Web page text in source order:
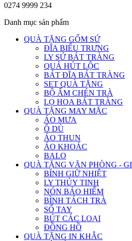
0274 9999 234
Danh mục sản phẩm
QUÀ TẶNG GỐM SỨ
ĐĨA BIỂU TRƯNG
LY SỨ BÁT TRÀNG
QUẢ HÚT LỘC
BÁT ĐĨA BÁT TRÀNG
SET QUÀ TẶNG
BỘ ẤM CHÉN TRÀ
LỌ HOA BÁT TRÀNG
QUÀ TẶNG MAY MẶC
ÁO MƯA
Ô DÙ
ÁO THUN
ÁO KHOÁC
BALO
QUÀ TẶNG VĂN PHÒNG -
BÌNH GIỮ NHIỆT
LY THỦY TINH
NÓN BẢO HIỂM
BÌNH TÁCH TRÀ
SỔ TAY
BÚT CÁC LOẠI
ĐỒNG HỒ
QUÀ TẶNG IN KHẮC